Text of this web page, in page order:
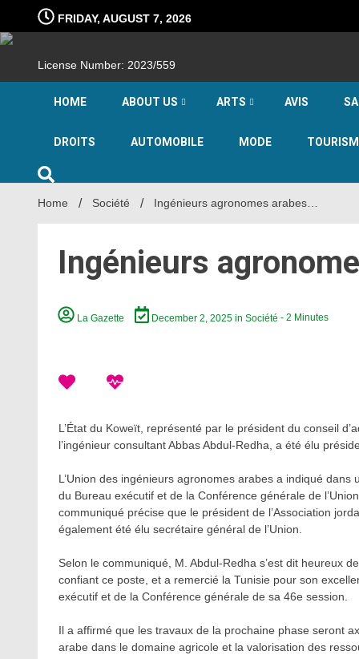
content
FRIDAY, AUGUST 7, 2026
License Number: 2023/559
HOME ABOUT US ARTS AVIS
DROITS AUTOMOBILE MODE
Home Société Ingénieurs agronomes arabes…
Ingénieurs
La Gazette December 2, 2025inSociété - 2 Minutes
L’État du Koweït, représenté par le président du conseil
l’ingénieur consultant Abbas Abdul-Redha, a été élu
L’Union des ingénieurs agronomes arabes a indiqué
du Bureau exécutif et de la Conférence générale de
communiqué précise que le président de l’Association
également été élu secrétaire général de l’Union.
Selon le communiqué, M. Abdul-Redha s’est dit heureux
confiant ce poste, et a remercié la Tunisie pour son
exécutif et de la Conférence générale de sa 46e session.
Il a affirmé que les travaux de la prochaine phase seront
arabe dans le domaine agricole et la valorisation des